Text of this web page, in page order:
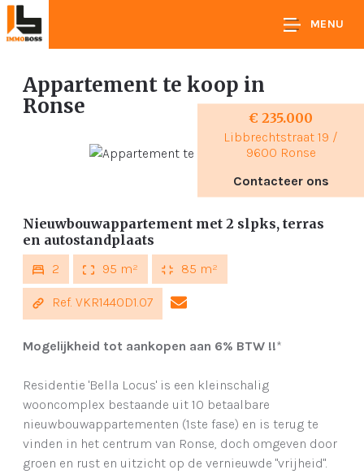
MENU
Appartement te koop in
Ronse
€ 235.000
Libbrechtstraat 19 /
9600 Ronse
Contacteer ons
Nieuwbouwappartement met 2 slpks, terras
en autostandplaats
2 95 m² 85 m²
Ref. VKR1440D1.07
Mogelijkheid tot aankopen aan 6% BTW !!*
Residentie 'Bella Locus' is een kleinschalig
wooncomplex bestaande uit 10 betaalbare
nieuwbouwappartementen (1ste fase) en is terug te
vinden in het centrum van Ronse, doch omgeven door
groen en rust en uitzicht op de vernieuwde "vrijheid".